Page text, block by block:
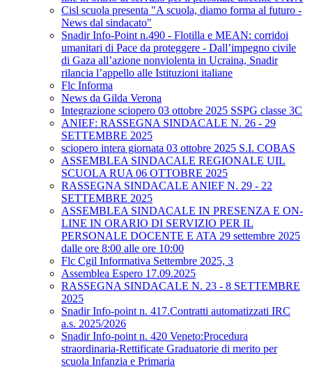
Cisl scuola presenta "A scuola, diamo forma al futuro -
News dal sindacato"
Snadir Info-Point n.490 - Flotilla e MEAN: corridoi
umanitari di Pace da proteggere - Dall’impegno civile
di Gaza all’azione nonviolenta in Ucraina, Snadir
rilancia l’appello alle Istituzioni italiane
Flc Informa
News da Gilda Verona
Integrazione sciopero 03 ottobre 2025 SSPG classe 3C
ANIEF: RASSEGNA SINDACALE N. 26 - 29
SETTEMBRE 2025
sciopero intera giornata 03 ottobre 2025 S.I. COBAS
ASSEMBLEA SINDACALE REGIONALE UIL
SCUOLA RUA 06 OTTOBRE 2025
RASSEGNA SINDACALE ANIEF N. 29 - 22
SETTEMBRE 2025
ASSEMBLEA SINDACALE IN PRESENZA E ON-
LINE IN ORARIO DI SERVIZIO PER IL
PERSONALE DOCENTE E ATA 29 settembre 2025
dalle ore 8:00 alle ore 10:00
Flc Cgil Informativa Settembre 2025, 3
Assemblea Espero 17.09.2025
RASSEGNA SINDACALE N. 23 - 8 SETTEMBRE
2025
Snadir Info-point n. 417.Contratti automatizzati IRC
a.s. 2025/2026
Snadir Info-point n. 420 Veneto:Procedura
straordinaria-Rettificate Graduatorie di merito per
scuola Infanzia e Primaria